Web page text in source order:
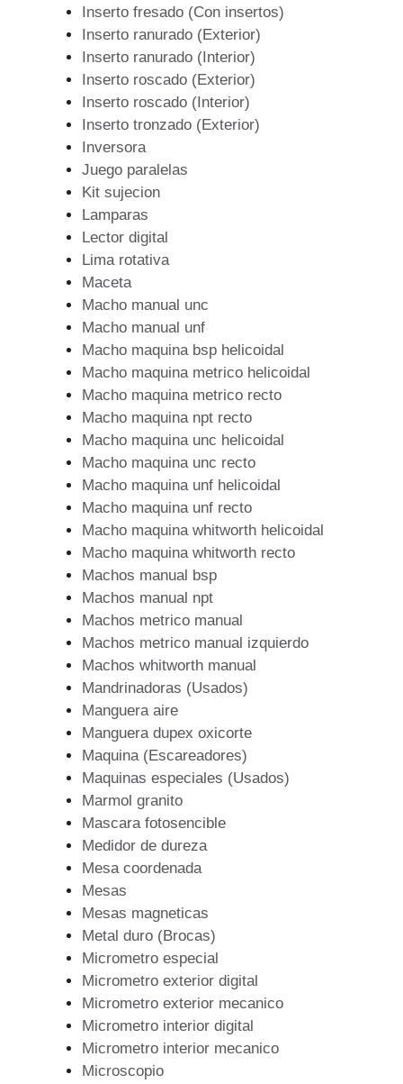
Inserto fresado (Con insertos)
Inserto ranurado (Exterior)
Inserto ranurado (Interior)
Inserto roscado (Exterior)
Inserto roscado (Interior)
Inserto tronzado (Exterior)
Inversora
Juego paralelas
Kit sujecion
Lamparas
Lector digital
Lima rotativa
Maceta
Macho manual unc
Macho manual unf
Macho maquina bsp helicoidal
Macho maquina metrico helicoidal
Macho maquina metrico recto
Macho maquina npt recto
Macho maquina unc helicoidal
Macho maquina unc recto
Macho maquina unf helicoidal
Macho maquina unf recto
Macho maquina whitworth helicoidal
Macho maquina whitworth recto
Machos manual bsp
Machos manual npt
Machos metrico manual
Machos metrico manual izquierdo
Machos whitworth manual
Mandrinadoras (Usados)
Manguera aire
Manguera dupex oxicorte
Maquina (Escareadores)
Maquinas especiales (Usados)
Marmol granito
Mascara fotosencible
Medidor de dureza
Mesa coordenada
Mesas
Mesas magneticas
Metal duro (Brocas)
Micrometro especial
Micrometro exterior digital
Micrometro exterior mecanico
Micrometro interior digital
Micrometro interior mecanico
Microscopio